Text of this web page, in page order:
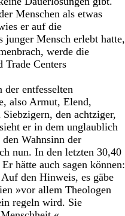
Menschen als etwas
er auf die
junger Mensch erlebt hatte,
werde die
Trade Centers
der entfesselten
also Armut, Elend,
den achtziger,
er in dem unglaublich
Wahnsinn der
nun. In den letzten 30,40
hätte auch sagen können:
den Hinweis, es gäbe
»vor allem Theologen
regeln wird. Sie